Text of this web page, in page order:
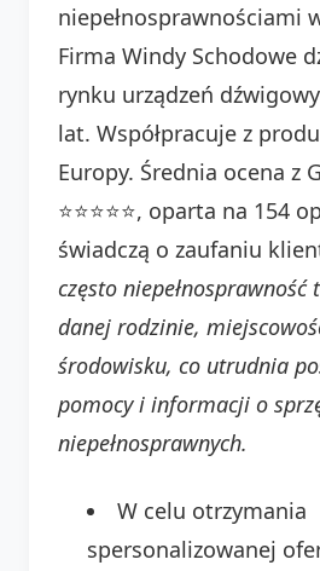
niepełnosprawnościami
Firma Windy Schodowe
rynku urządzeń
lat. Współpracuje z
Europy. Średnia ocena z
⭐⭐⭐⭐⭐, oparta na 154
świadczą o zaufaniu
często
danej rodzinie,
środowisku, co utrudnia
pomocy i informacji o
niepełnosprawnych.
W celu otrzymania
spersonalizowanej